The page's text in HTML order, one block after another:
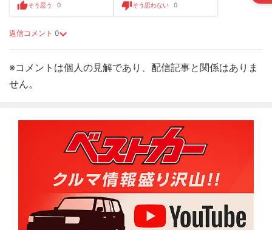
返信コメント 0
そう思う 0 そう思わない 0
※コメントは個人の見解であり、配信記事と関係はありま
せん。